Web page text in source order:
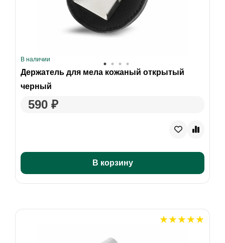
В наличии
Держатель для мела кожаный открытый
черный
590 ₽
В корзину